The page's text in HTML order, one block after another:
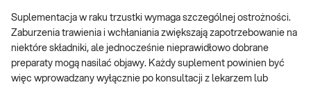
Suplementacja w raku trzustki wymaga szczególnej ostrożności.
Zaburzenia trawienia i wchłaniania zwiększają zapotrzebowanie na
niektóre składniki, ale jednocześnie nieprawidłowo dobrane
preparaty mogą nasilać objawy. Każdy suplement powinien być
więc wprowadzany wyłącznie po konsultacji z lekarzem lub